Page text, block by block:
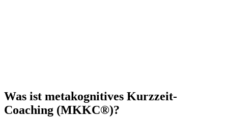
Was ist metakognitives Kurzzeit-
Coaching (MKKC®)?